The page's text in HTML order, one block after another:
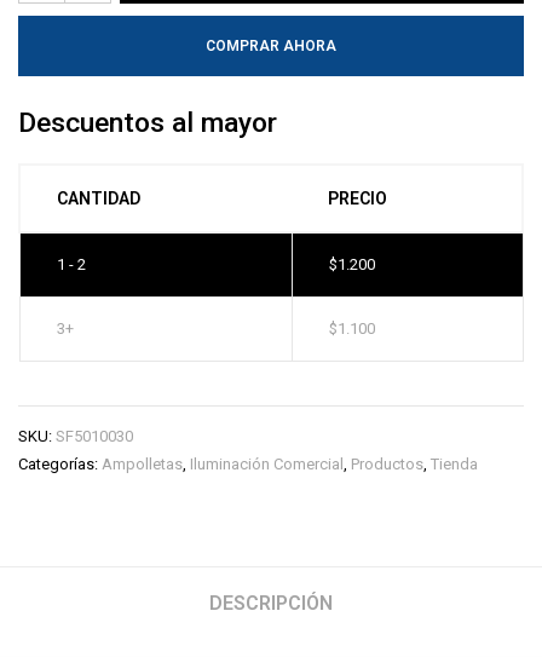
COMPRAR AHORA
Descuentos al mayor
CANTIDAD PRECIO
1 - 2 $1.200
3+ $1.100
SKU: SF5010030
Categorías: Ampolletas, Iluminación Comercial , Productos, Tienda
DESCRIPCIÓN